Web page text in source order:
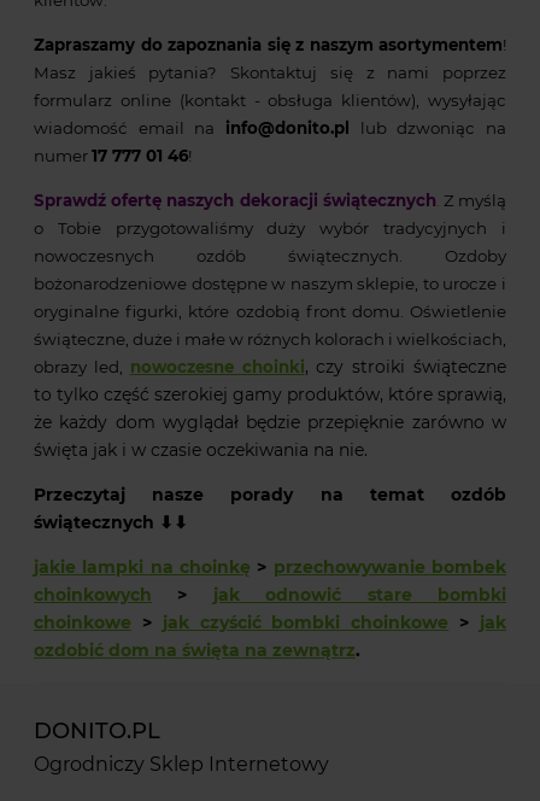
Zapraszamy do zapoznania się z naszym asortymentem!
Masz jakieś pytania? Skontaktuj się z nami poprzez
formularz online (kontakt - obsługa klientów), wysyłając
wiadomość email na info@donito.pl
lub dzwoniąc na
numer17 777 01 46!
Sprawdź ofertę naszych dekoracji świątecznych Z myślą
o Tobie przygotowaliśmy duży wybór tradycyjnych i
nowoczesnych ozdób świątecznych. Ozdoby
bożonarodzeniowe dostępne w naszym sklepie, to urocze i
oryginalne figurki, które ozdobią front domu. Oświetlenie
świąteczne, duże i małe w różnych kolorach i wielkościach,
obrazy led, nowoczesne choinki, czy stroiki świąteczne
to tylko część szerokiej gamy produktów, które sprawią,
że każdy dom wyglądał będzie przepięknie zarówno w
święta jak i w czasie oczekiwania na nie.
Przeczytaj nasze porady na temat ozdób
świątecznych ⬇⬇
jakie lampki na choinkę > przechowywanie bombek
choinkowych
>
jak odnowić stare bombki
choinkowe
> jak czyścić bombki choinkowe > jak
ozdobić dom na święta na zewnątrz.
DONITO.PL
Ogrodniczy Sklep Internetowy